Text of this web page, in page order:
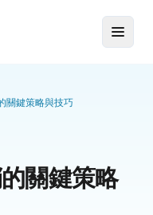
關鍵策略與技巧
關鍵策略